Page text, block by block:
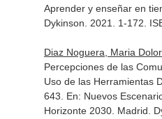
Aprender y enseñar en
Dykinson. 2021. 1-172.
Diaz Noguera, Maria
Percepciones de las
Uso de las Herramientas
643. En: Nuevos
Horizonte 2030. Madrid.